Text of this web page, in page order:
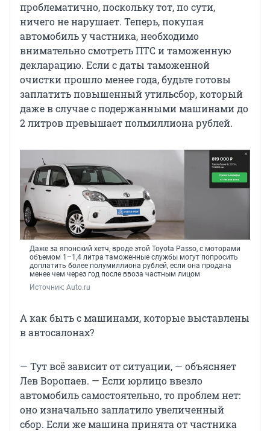
проблематично, поскольку тот, по сути,
ничего не нарушает. Теперь, покупая
автомобиль у частника, необходимо
внимательно смотреть ПТС и таможенную
декларацию. Если с даты таможенной
очистки прошло менее года, будьте готовы
заплатить повышенный утильсбор, который
даже в случае с подержанными машинами до
2 литров превышает полмиллиона рублей.
Даже за японский хетч, вроде этой Toyota Passo, с моторами
объемом 1–1,4 литра таможенные службы могут попросить
доплатить более полумиллиона рублей, если она продана
менее чем через год после ввоза частным лицом
Источник: Auto.ru
А как быть с машинами, которые выставлены
в автосалонах?
— Тут всё зависит от ситуации, — объясняет
Лев Воропаев. — Если юрлицо ввезло
автомобиль самостоятельно, то проблем нет:
оно изначально заплатило увеличенный
сбор. Если же машина принята от частника